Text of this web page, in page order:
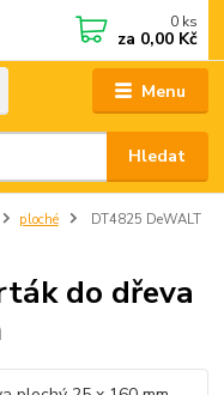
Menu
Hledat
0 ks
za 0,00 Kč
ploché
DT4825 DeWALT
do dřeva